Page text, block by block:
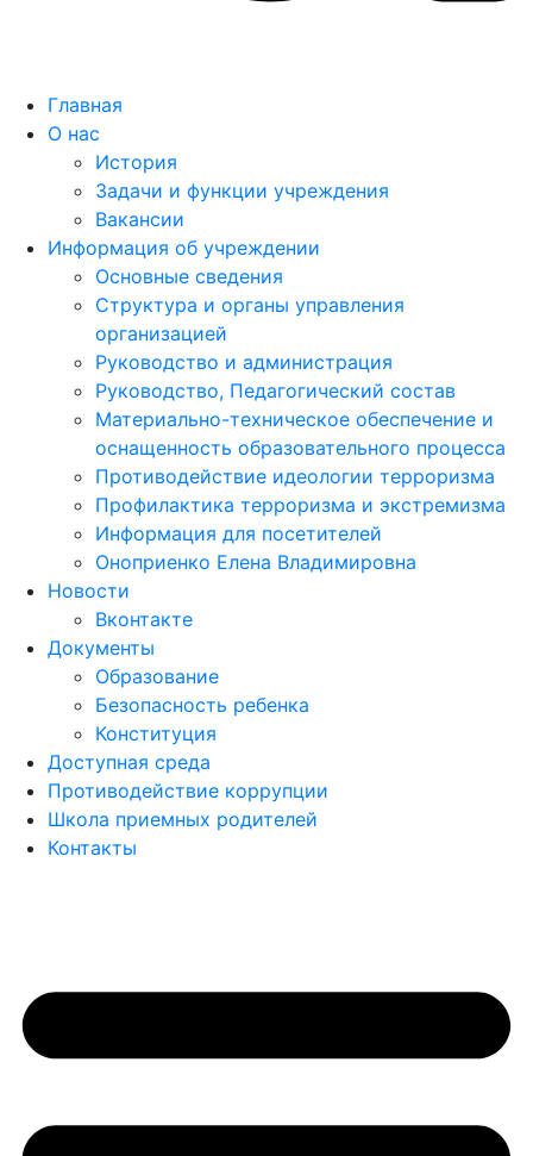
Главная
О нас
История
Задачи и функции учреждения
Вакансии
Информация об учреждении
Основные сведения
Структура и органы управления
организацией
Руководство и администрация
Руководство, Педагогический состав
Материально-техническое обеспечение и
оснащенность образовательного процесса
Противодействие идеологии терроризма
Профилактика терроризма и экстремизма
Информация для посетителей
Оноприенко Елена Владимировна
Новости
Вконтакте
Документы
Образование
Безопасность ребенка
Конституция
Доступная среда
Противодействие коррупции
Школа приемных родителей
Контакты